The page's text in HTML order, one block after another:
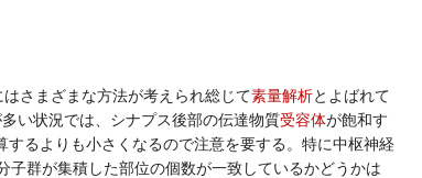
さまざまな方法が考えられ総じて素量解析とよばれて
い状況では、シナプス後部の伝達物質受容体が飽和す
るよりも小さくなるので注意を要する。特に中枢神経
群が集積した部位の個数が一致しているかどうかは